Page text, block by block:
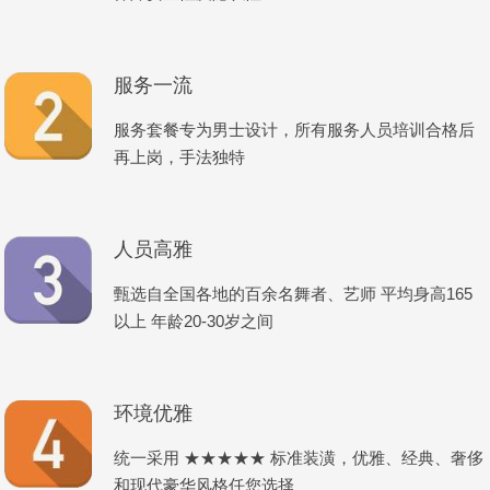
服务一流
服务套餐专为男士设计，所有服务人员培训合格后
再上岗，手法独特
人员高雅
甄选自全国各地的百余名舞者、艺师 平均身高165
以上 年龄20-30岁之间
环境优雅
统一采用 ★★★★★ 标准装潢，优雅、经典、奢侈
和现代豪华风格任您选择